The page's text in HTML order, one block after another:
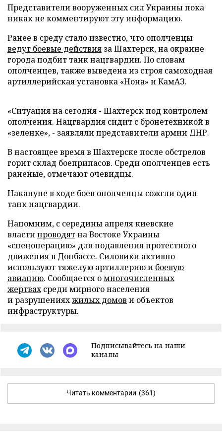
Представители вооруженных сил Украины пока
никак не комментируют эту информацию.
Ранее в среду стало известно, что ополченцы
ведут боевые действия за Шахтерск, на окраине
города подбит танк нацгвардии. По словам
ополченцев, также выведена из строя самоходная
артиллерийская установка «Нона» и КамАЗ.
«Ситуация на сегодня - Шахтерск под контролем
ополчения. Нацгвардия сидит с бронетехникой в
«зеленке», - заявляли представители армии ДНР.
В настоящее время в Шахтерске после обстрелов
горит склад боеприпасов. Среди ополченцев есть
раненые, отмечают очевидцы.
Накануне в ходе боев ополченцы сожгли один
танк нацгвардии.
Напомним, с середины апреля киевские
властипроводятна Востоке Украины
«спецоперацию» для подавления протестного
движения в Донбассе. Силовики активно
используют тяжелую артиллерию и боевую
авиацию. Сообщается омногочисленных
жертвахсреди мирного населения
и разрушенияхжилых домов и объектов
инфраструктуры.
Подписывайтесь на наши
каналы
Читать комментарии (361)